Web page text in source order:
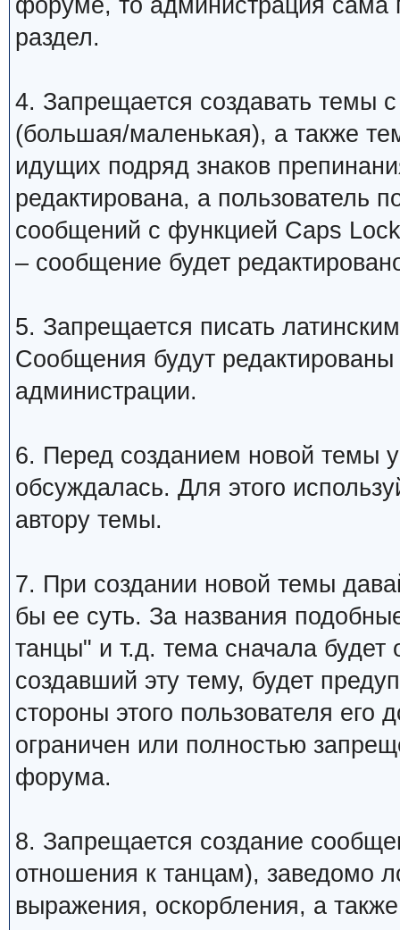
форуме, то администрация сама
раздел.
4. Запрещается создавать темы
(большая/маленькая), а также
идущих подряд знаков
редактирована, а пользователь
сообщений с функцией Caps
– сообщение будет
5. Запрещается писать
Сообщения будут
администрации.
6. Перед созданием новой темы
обсуждалась. Для этого
автору темы.
7. При создании новой темы
бы ее суть. За названия
танцы" и т.д. тема сначала будет
создавший эту тему, будет
стороны этого пользователя
ограничен или полностью
форума.
8. Запрещается создание
отношения к танцам), заведомо
выражения, оскорбления, а